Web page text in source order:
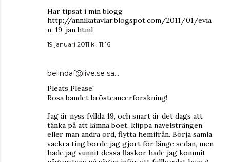
Har tipsat i min blogg
http://annikatavlar.blogspot.com/2011/01/evia
n-19-jan.html
19 januari 2011 kl. 11:16
belindaf@live.se sa…
Pleats Please!
Rosa bandet bröstcancerforskning!
Jag är nyss fyllda 19, och snart är det dags att
tänka på att lämna boet, klippa navelsträngen
eller man andra ord, flytta hemifrån. Börja samla
vackra ting borde jag gjort för länge sedan, men
hade jag vunnit dessa flaskor hade jag kommit